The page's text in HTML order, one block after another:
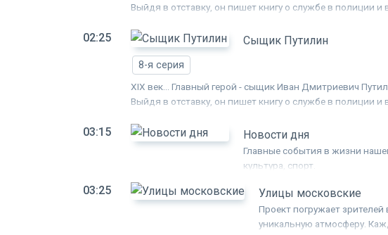
Выйдя в отставку, он пишет книгу о службе в полиции
опасных поворотов, загадок, мистических совпадений
неожиданна.
02:25 Сыщик Путилин
8-я серия
XIX век... Главный герой - сыщик Иван Дмитриевич
Выйдя в отставку, он пишет книгу о службе в полиции
опасных поворотов, загадок, мистических совпадений
неожиданна.
03:15 Новости дня
Главные события в жизни
культура, спорт.
03:25 Улицы московские
Проект погружает
уникальную атмосферу.